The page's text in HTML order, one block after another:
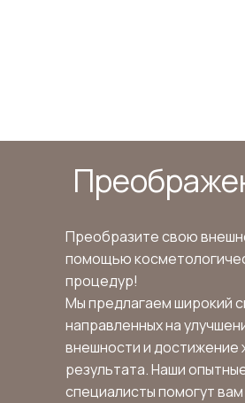
Преобразите свою
помощью
процедур!
Мы предлагаем широкий
направленных на
внешности и достижение
результата. Наши
специалисты помогут